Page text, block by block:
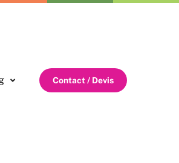
Contact / Devis